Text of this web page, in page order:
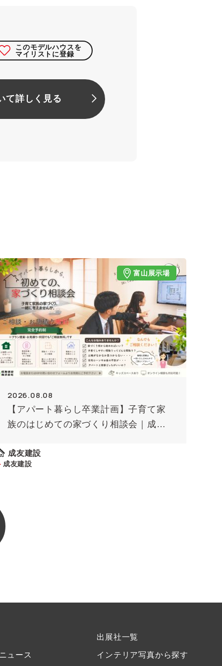
このモデルハウスを
マイリストに登録
て詳しく見る
富山展示場
2026.08.08
【アパート暮らし卒業計画】子育て家
族のはじめての家づくり相談会｜成友
成友建設
成友建設
ュース
出展社一覧
インテリア写真から探す